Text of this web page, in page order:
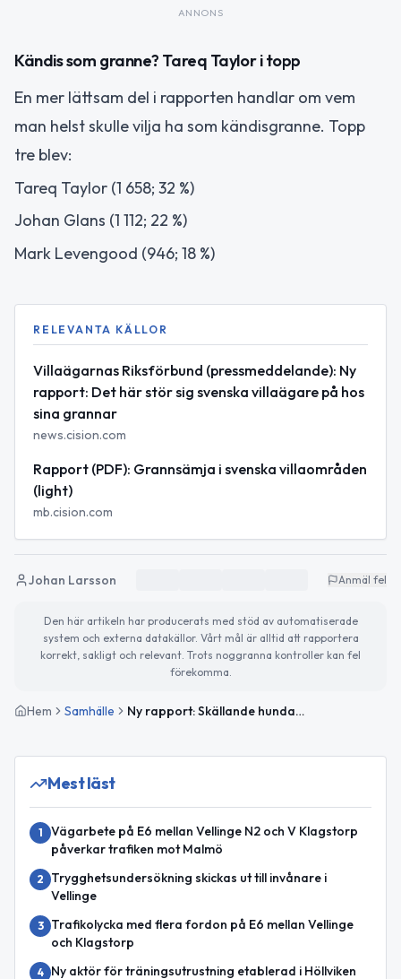
ANNONS
Kändis som granne? Tareq Taylor i topp
En mer lättsam del i rapporten handlar om vem
man helst skulle vilja ha som kändisgranne. Topp
tre blev:
Tareq Taylor (1 658; 32 %)
Johan Glans (1 112; 22 %)
Mark Levengood (946; 18 %)
RELEVANTA KÄLLOR
Villaägarnas Riksförbund (pressmeddelande): Ny
rapport: Det här stör sig svenska villaägare på hos
sina grannar
news.cision.com
Rapport (PDF): Grannsämja i svenska villaområden
(light)
mb.cision.com
Johan Larsson Anmäl fel
Den här artikeln har producerats med stöd av automatiserade
system och externa datakällor. Vårt mål är alltid att rapportera
korrekt, sakligt och relevant. Trots noggranna kontroller kan fel
förekomma.
Hem Samhälle Ny rapport: Skällande hundar och högljudda fester stör svenska villaägare mest
Mest läst
1
Vägarbete på E6 mellan Vellinge N2 och V Klagstorp
påverkar trafiken mot Malmö
2
Trygghetsundersökning skickas ut till invånare i
Vellinge
3
Trafikolycka med flera fordon på E6 mellan Vellinge
och Klagstorp
4 Ny aktör för träningsutrustning etablerad i Höllviken